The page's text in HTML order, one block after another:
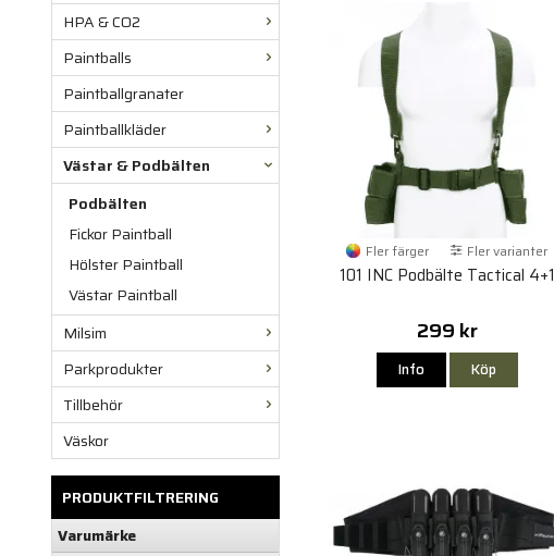
HPA & CO2
Paintballs
Paintballgranater
Paintballkläder
Västar & Podbälten
Podbälten
Fickor Paintball
Hölster Paintball
Västar Paintball
Milsim
Parkprodukter
Tillbehör
Väskor
PRODUKTFILTRERING
Varumärke
Fler färger Fler varianter
101 INC Podbälte Tactical 4+1
299 kr
Info Köp